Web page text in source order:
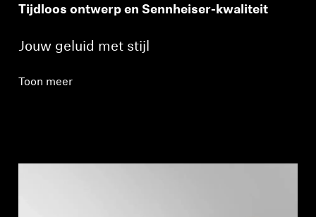
Tijdloos ontwerp en Sennheiser-kwaliteit
Jouw geluid met stijl
Toon meer